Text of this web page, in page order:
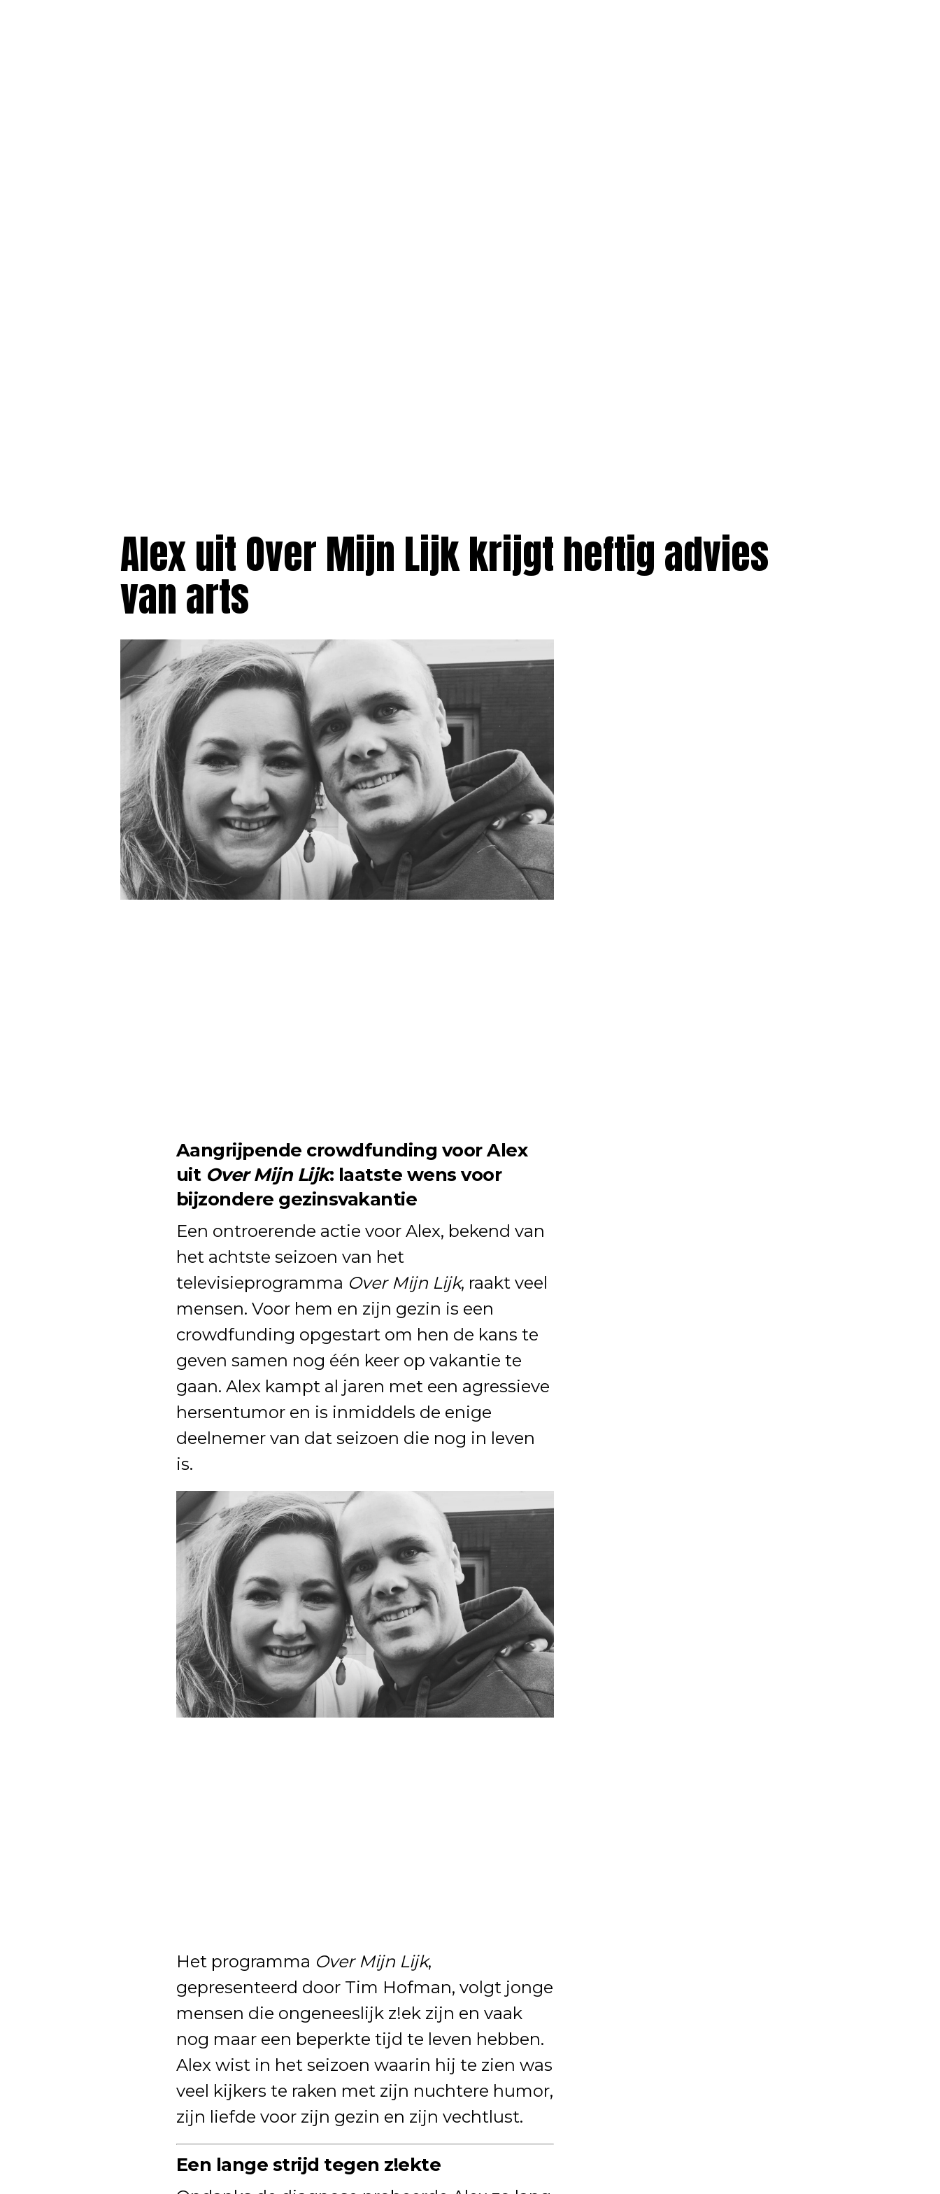
Alex uit Over Mijn Lijk krijgt heftig advies
van arts
Aangrijpende crowdfunding voor Alex
uit Over Mijn Lijk: laatste wens voor
bijzondere gezinsvakantie
Een ontroerende actie voor Alex, bekend van
het achtste seizoen van het
televisieprogramma Over Mijn Lijk, raakt veel
mensen. Voor hem en zijn gezin is een
crowdfunding opgestart om hen de kans te
geven samen nog één keer op vakantie te
gaan. Alex kampt al jaren met een agressieve
hersentumor en is inmiddels de enige
deelnemer van dat seizoen die nog in leven
is.
Het programma Over Mijn Lijk,
gepresenteerd door Tim Hofman, volgt jonge
mensen die ongeneeslijk z!ek zijn en vaak
nog maar een beperkte tijd te leven hebben.
Alex wist in het seizoen waarin hij te zien was
veel kijkers te raken met zijn nuchtere humor,
zijn liefde voor zijn gezin en zijn vechtlust.
Een lange strijd tegen z!ekte